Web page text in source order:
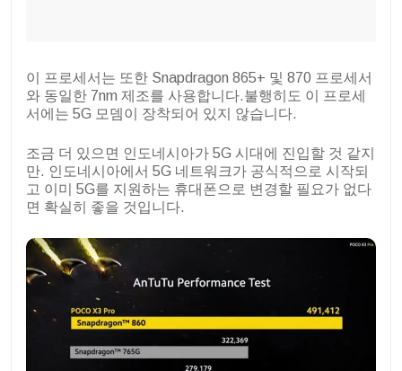
이 프로세서는 또한 Snapdragon 865+ 및 870 프로세서
와 동일한 7nm 제조를 사용합니다.불행히도 이 프로세
서에는 5G 모뎀이 장착되어 있지 않습니다.
조금 더 있으면 인도네시아가 5G 시대에 진입할 것 같지
만. 인도네시아에서 5G 네트워크가 공식적으로 시작되
고 이미 5G를 지원하는 휴대폰으로 변경할 필요가 없다
면 확실히 좋을 것입니다.